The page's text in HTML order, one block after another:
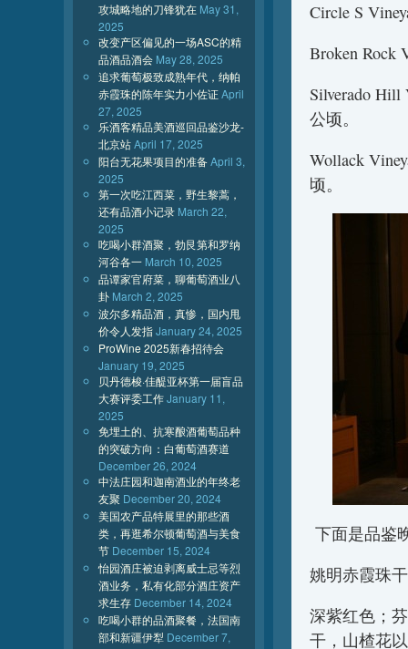
Circle S
Broken Rock
Silverado Hill
公顷。
Wollack
顷。
下面是品鉴
姚明赤霞珠干
深紫红色；
干，山楂花
攻城略地的刀锋犹在 May 31,
2025
改变产区偏见的一场ASC的精
品酒品酒会 May 28, 2025
追求葡萄极致成熟年代，纳帕
赤霞珠的陈年实力小佐证April
27, 2025
乐酒客精品美酒巡回品鉴沙龙-
北京站April 17, 2025
阳台无花果项目的准备April 3,
2025
第一次吃江西菜，野生黎蒿，
还有品酒小记录 March 22,
2025
吃喝小群酒聚，勃艮第和罗纳
河谷各一 March 10, 2025
品谭家官府菜，聊葡萄酒业八
卦 March 2, 2025
波尔多精品酒，真惨，国内甩
价令人发指January 24, 2025
ProWine 2025新春招待会
January 19, 2025
贝丹德梭·佳醍亚杯第一届盲品
大赛评委工作January 11,
2025
免埋土的、抗寒酿酒葡萄品种
的突破方向：白葡萄酒赛道
December 26, 2024
中法庄园和迦南酒业的年终老
友聚 December 20, 2024
美国农产品特展里的那些酒
类，再逛希尔顿葡萄酒与美食
节 December 15, 2024
怡园酒庄被迫剥离威士忌等烈
酒业务，私有化部分酒庄资产
求生存 December 14, 2024
吃喝小群的品酒聚餐，法国南
部和新疆伊犁 December 7,